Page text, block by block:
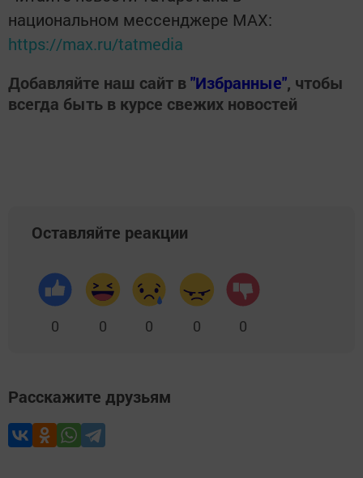
национальном мессенджере MАХ:
https://max.ru/tatmedia
Добавляйте наш сайт в"Избранные", чтобы
всегда быть в курсе свежих новостей
Оставляйте реакции
0 0 0 0 0
Расскажите друзьям